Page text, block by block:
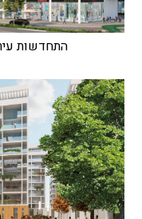
התחדשות